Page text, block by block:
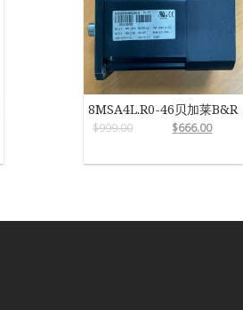
8MSA4L.R0-46贝加莱B&R
$999.00 $666.00